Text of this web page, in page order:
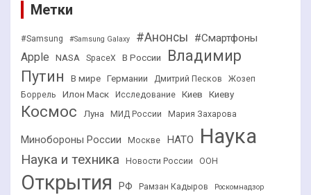
Метки
#Samsung #Samsung Galaxy #Анонсы #Смартфоны
Apple NASA SpaceX В России
Владимир
Путин
В мире Германии Дмитрий Песков
Жозеп
Боррель
Илон Маск Исследование Киев Киеву
Космос Луна МИД России Мария Захарова
Минобороны России Москве НАТО Наука
Наука и техника Новости России ООН
Открытия РФ Рамзан Кадыров Роскомнадзор